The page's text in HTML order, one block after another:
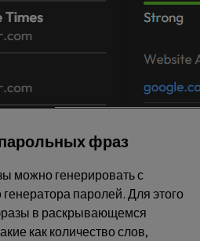
фраз
можно генерировать с
паролей. Для этого
в раскрывающемся
как количество слов,